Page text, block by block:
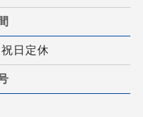
日定休